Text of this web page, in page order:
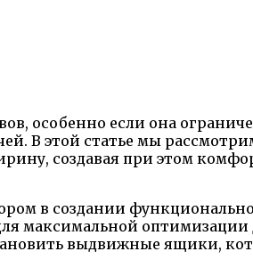
особенно если она
В этой статье мы
создавая при этом
в создании
максимальной оптимизации
выдвижные ящики,